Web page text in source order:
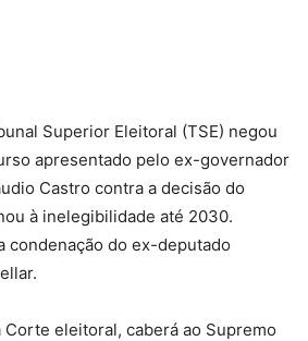
Superior Eleitoral (TSE) negou
apresentado pelo ex-governador
Castro contra a decisão do
à inelegibilidade até 2030.
condenação do ex-deputado
Corte eleitoral, caberá ao Supremo